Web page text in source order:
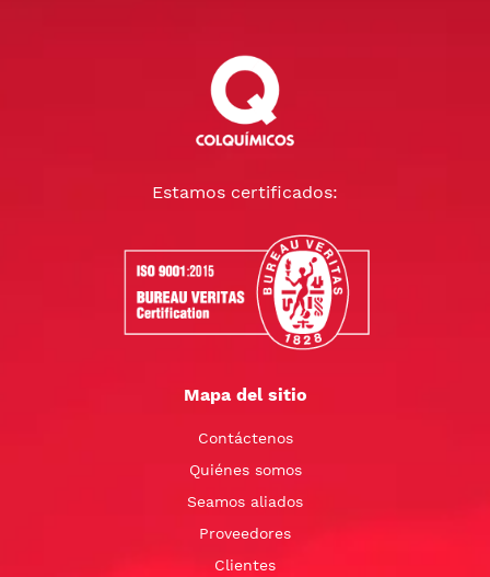
Estamos certificados:
Mapa del sitio
Contáctenos
Quiénes somos
Seamos aliados
Proveedores
Clientes